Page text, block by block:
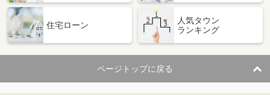
佐賀県佐賀市新栄東２
3,280万円
住 所
佐賀県佐賀市新栄東２
建物面積 138m²
土地面積 223.47m²
住宅ローン
人気タウン
ランキング
ページトップに戻る